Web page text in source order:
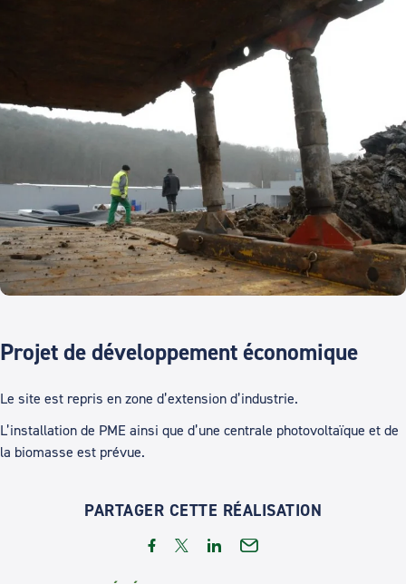
Projet de développement économique
Le site est repris en zone d’extension d’industrie.
L’installation de PME ainsi que d’une centrale photovoltaïque et de
la biomasse est prévue.
PARTAGER CETTE RÉALISATION